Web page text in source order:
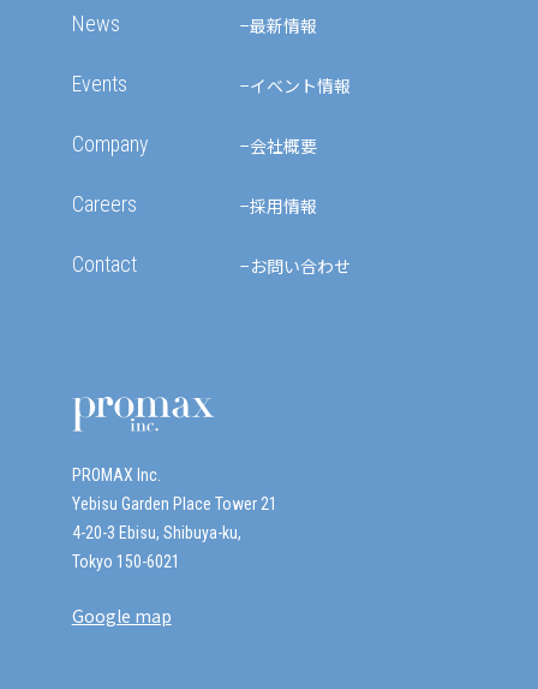
News 最新情報
Events イベント情報
Company 会社概要
Careers 採用情報
Contact お問い合わせ
PROMAX Inc.
Yebisu Garden Place Tower 21
4-20-3 Ebisu, Shibuya-ku,
Tokyo 150-6021
Google map